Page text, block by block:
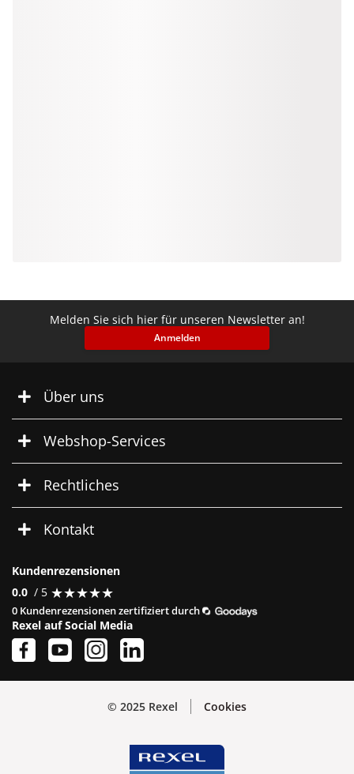
Melden Sie sich hier für unseren Newsletter an!
Anmelden
Über uns
Webshop-Services
Rechtliches
Kontakt
Kundenrezensionen
0.0 / 5 ★★★★★
★★★★★
0 Kundenrezensionen zertifiziert durch
Rexel auf Social Media
© 2025 Rexel Cookies